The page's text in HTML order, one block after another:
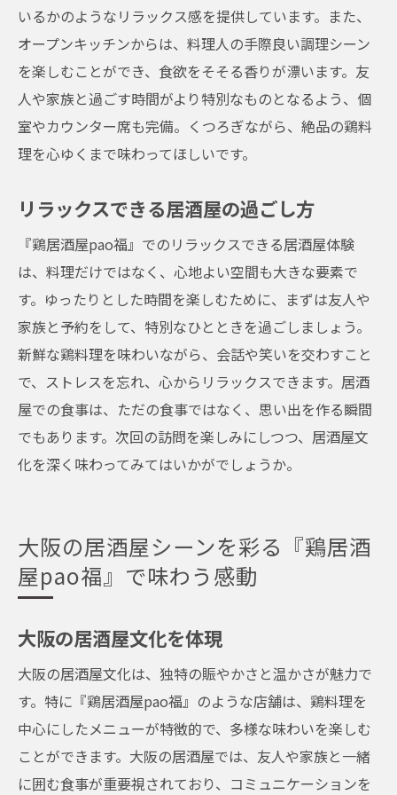
いるかのようなリラックス感を提供しています。また、
オープンキッチンからは、料理人の手際良い調理シーン
を楽しむことができ、食欲をそそる香りが漂います。友
人や家族と過ごす時間がより特別なものとなるよう、個
室やカウンター席も完備。くつろぎながら、絶品の鶏料
理を心ゆくまで味わってほしいです。
リラックスできる居酒屋の過ごし方
『鶏居酒屋pao福』でのリラックスできる居酒屋体験
は、料理だけではなく、心地よい空間も大きな要素で
す。ゆったりとした時間を楽しむために、まずは友人や
家族と予約をして、特別なひとときを過ごしましょう。
新鮮な鶏料理を味わいながら、会話や笑いを交わすこと
で、ストレスを忘れ、心からリラックスできます。居酒
屋での食事は、ただの食事ではなく、思い出を作る瞬間
でもあります。次回の訪問を楽しみにしつつ、居酒屋文
化を深く味わってみてはいかがでしょうか。
大阪の居酒屋シーンを彩る『鶏居酒
屋pao福』で味わう感動
大阪の居酒屋文化を体現
大阪の居酒屋文化は、独特の賑やかさと温かさが魅力で
す。特に『鶏居酒屋pao福』のような店舗は、鶏料理を
中心にしたメニューが特徴的で、多様な味わいを楽しむ
ことができます。大阪の居酒屋では、友人や家族と一緒
に囲む食事が重要視されており、コミュニケーションを